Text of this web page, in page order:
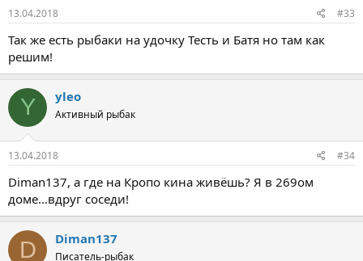
13.04.2018 #33
Так же есть рыбаки на удочку Тесть и Батя но там как
решим!
Y yleo
Активный рыбак
13.04.2018 #34
Diman137, а где на Кропо кина живёшь? Я в 269ом
доме...вдруг соседи!
D Diman137
Писатель-рыбак